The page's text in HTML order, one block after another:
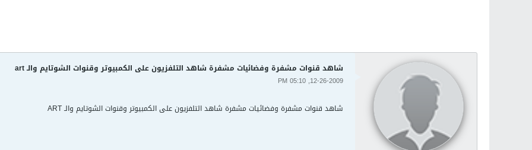
شاهد قنوات مشفرة وفضائيات مشفرة شاهد التلفزيون على الكمبيوتر وقنوات الشوتايم والـ art
12-26-2009, 05:10 PM
شاهد قنوات مشفرة وفضائيات مشفرة شاهد التلفزيون على الكمبيوتر وقنوات الشوتايم والـ ART